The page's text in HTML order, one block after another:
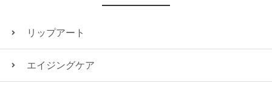
リップアート
エイジングケア